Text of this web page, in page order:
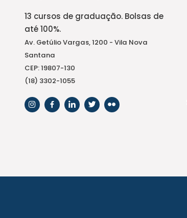
13 cursos de graduação. Bolsas de
até 100%.
Av. Getúlio Vargas, 1200 - Vila Nova
Santana
CEP: 19807-130
(18) 3302-1055